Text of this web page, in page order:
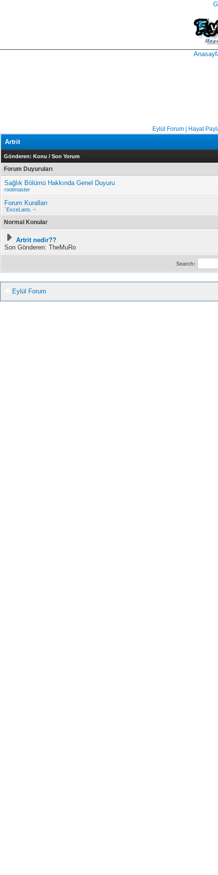
Eylül Forum | Hayat
Artrit
Gönderen: Konu / Son Yorum
Forum Duyuruları
Sağlık Bölümü Hakkında Genel Duyuru
rootmaster
Forum Kuralları
`ExceLans. ~
Normal Konular
Artrit nedir??
Son Gönderen: TheMuRo
Search:
Eylül Forum